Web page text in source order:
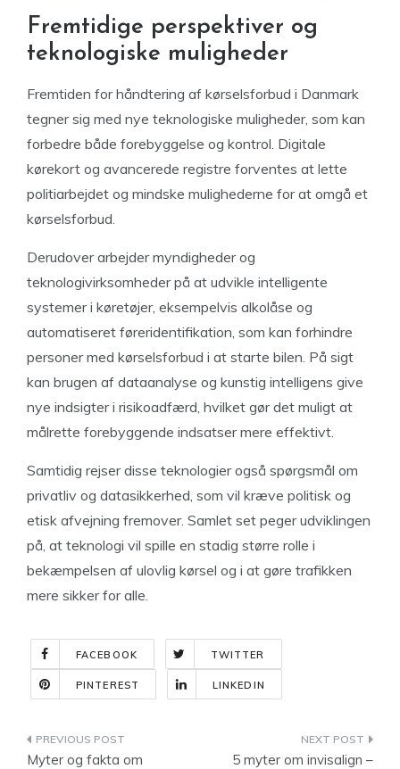
Fremtidige perspektiver og
teknologiske muligheder
Fremtiden for håndtering af kørselsforbud i Danmark
tegner sig med nye teknologiske muligheder, som kan
forbedre både forebyggelse og kontrol. Digitale
kørekort og avancerede registre forventes at lette
politiarbejdet og mindske mulighederne for at omgå et
kørselsforbud.
Derudover arbejder myndigheder og
teknologivirksomheder på at udvikle intelligente
systemer i køretøjer, eksempelvis alkolåse og
automatiseret føreridentifikation, som kan forhindre
personer med kørselsforbud i at starte bilen. På sigt
kan brugen af dataanalyse og kunstig intelligens give
nye indsigter i risikoadfærd, hvilket gør det muligt at
målrette forebyggende indsatser mere effektivt.
Samtidig rejser disse teknologier også spørgsmål om
privatliv og datasikkerhed, som vil kræve politisk og
etisk afvejning fremover. Samlet set peger udviklingen
på, at teknologi vil spille en stadig større rolle i
bekæmpelsen af ulovlig kørsel og i at gøre trafikken
mere sikker for alle.
FACEBOOK TWITTER
PINTEREST LINKEDIN
Indlægsnavigation
Myter og fakta om
5 myter om invisalign –